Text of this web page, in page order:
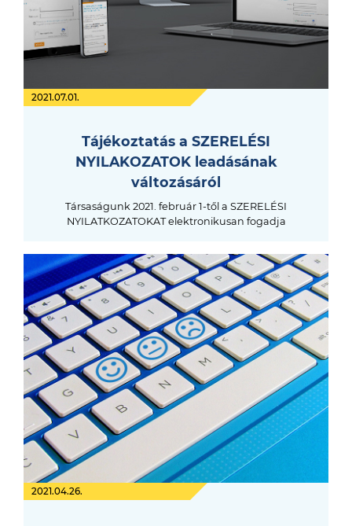
2021.07.01.
Tájékoztatás a SZERELÉSI
NYILAKOZATOK leadásának
változásáról
Társaságunk 2021. február 1-től a SZERELÉSI
NYILATKOZATOKAT elektronikusan fogadja
2021.04.26.